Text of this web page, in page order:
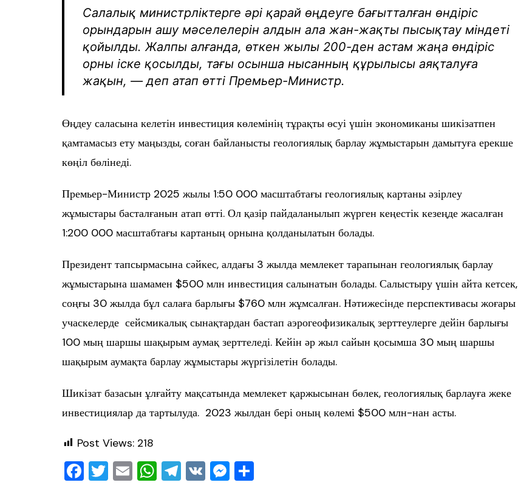
Салалық министрліктерге әрі қарай өңдеуге бағытталған өндіріс
орындарын ашу мәселелерін алдын ала жан-жақты пысықтау міндеті
қойылды. Жалпы алғанда, өткен жылы 200-ден астам жаңа өндіріс
орны іске қосылды, тағы осынша нысанның құрылысы аяқталуға
жақын, — деп атап өтті Премьер-Министр.
Өңдеу саласына келетін инвестиция көлемінің тұрақты өсуі үшін экономиканы шикізатпен
қамтамасыз ету маңызды, соған байланысты геологиялық барлау жұмыстарын дамытуға ерекше
көңіл бөлінеді.
Премьер-Министр 2025 жылы 1:50 000 масштабтағы геологиялық картаны әзірлеу
жұмыстары басталғанын атап өтті. Ол қазір пайдаланылып жүрген кеңестік кезеңде жасалған
1:200 000 масштабтағы картаның орнына қолданылатын болады.
Президент тапсырмасына сәйкес, алдағы 3 жылда мемлекет тарапынан геологиялық барлау
жұмыстарына шамамен $500 млн инвестиция салынатын болады. Салыстыру үшін айта кетсек,
соңғы 30 жылда бұл салаға барлығы $760 млн жұмсалған. Нәтижесінде перспективасы жоғары
учаскелерде сейсмикалық сынақтардан бастап аэрогеофизикалық зерттеулерге дейін барлығы
100 мың шаршы шақырым аумақ зерттеледі. Кейін әр жыл сайын қосымша 30 мың шаршы
шақырым аумақта барлау жұмыстары жүргізілетін болады.
Шикізат базасын ұлғайту мақсатында мемлекет қаржысынан бөлек, геологиялық барлауға жеке
инвестициялар да тартылуда. 2023 жылдан бері оның көлемі $500 млн-нан асты.
Post Views: 218
F T E W T V M